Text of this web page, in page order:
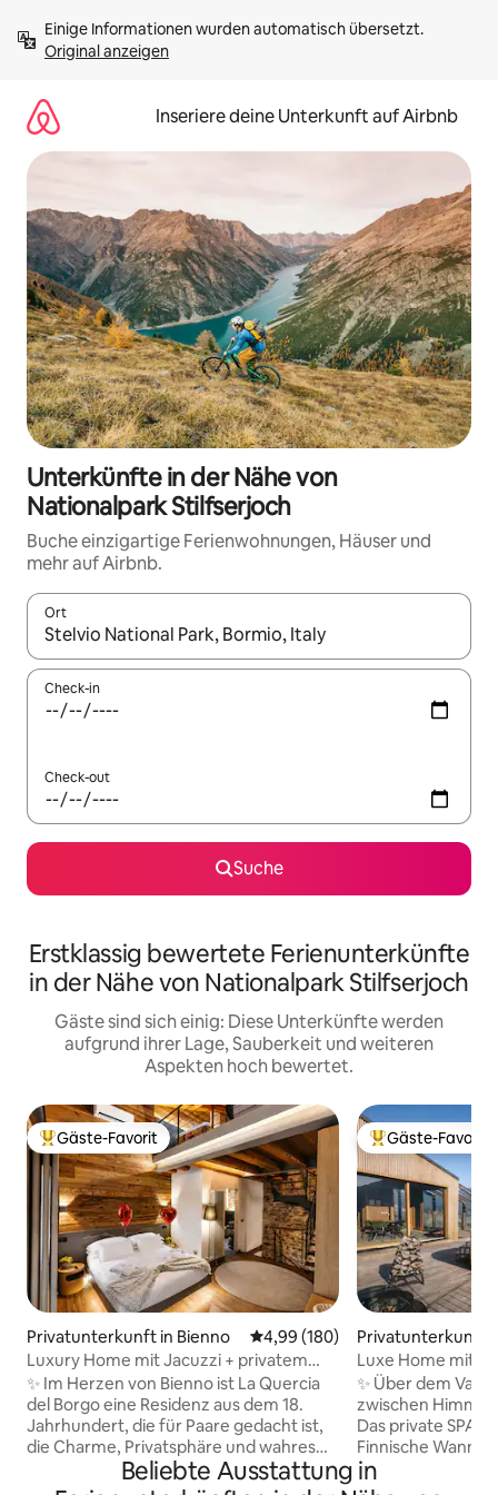
Inhalten
springenOriginal anzeigen
Inseriere deine Unterkunft auf Airbnb
Unterkünfte in der Nähe von
Nationalpark Stilfserjoch
Buche einzigartige Ferienwohnungen, Häuser und
mehr auf Airbnb.
Ort
Wenn Ergebnisse verfügbar sind, navigiere mit den
Check-in
Check-out
Suche
Erstklassig bewertete Ferienunterkünfte
in der Nähe von Nationalpark Stilfserjoch
Gäste sind sich einig: Diese Unterkünfte werden
aufgrund ihrer Lage, Sauberkeit und weiteren
Aspekten hoch bewertet.
Beliebter Gäste-Favorit.
Gäste-Favorit
Privatunterkunft in Bienno Durchschnittliche Bewertung:
4,99 (180)
Luxury Home mit Jacuzzi + privatem
SPA + Alpenblick
✨ Im Herzen von Bienno ist La Quercia
del Borgo eine Residenz aus dem 18.
Jahrhundert, die für Paare gedacht ist,
die Charme, Privatsphäre und wahres
Wohlbefinden suchen. Antiker Stein,
Holz und Design begleiten ein ganz für
Beliebter Gäste-
Gäste-Favorit
Privatunterkunft
Luxe Home mit
Hängesauna in
✨ Über dem Val
zwischen
Das private SPA
Finnische Wanne
Holzofensauna
dem Sternenhimmel. 🛏️
Beliebte Ausstattung in